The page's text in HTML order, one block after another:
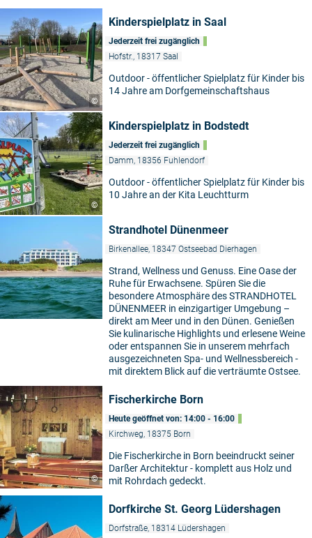
©
Kinderspielplatz in Saal
Jederzeit frei zugänglich
Hofstr., 18317 Saal
Outdoor - öffentlicher Spielplatz für Kinder bis
14 Jahre am Dorfgemeinschaftshaus
©
Kinderspielplatz in Bodstedt
Jederzeit frei zugänglich
Damm, 18356 Fuhlendorf
Outdoor - öffentlicher Spielplatz für Kinder bis
10 Jahre an der Kita Leuchtturm
Strandhotel Dünenmeer
Birkenallee, 18347 Ostseebad Dierhagen
Strand, Wellness und Genuss. Eine Oase der
Ruhe für Erwachsene. Spüren Sie die
besondere Atmosphäre des STRANDHOTEL
DÜNENMEER in einzigartiger Umgebung –
direkt am Meer und in den Dünen. Genießen
Sie kulinarische Highlights und erlesene Weine
oder entspannen Sie in unserem mehrfach
ausgezeichneten Spa- und Wellnessbereich -
mit direktem Blick auf die verträumte Ostsee.
©
Fischerkirche Born
Heute geöffnet von: 14:00 - 16:00
Kirchweg, 18375 Born
Die Fischerkirche in Born beeindruckt seiner
Darßer Architektur - komplett aus Holz und
mit Rohrdach gedeckt.
Dorfkirche St. Georg Lüdershagen
Dorfstraße, 18314 Lüdershagen